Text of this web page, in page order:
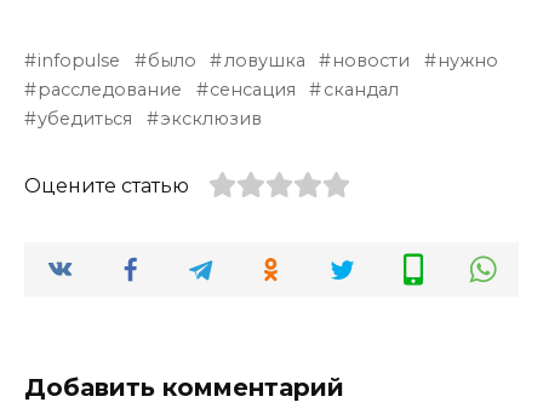
infopulse было ловушка новости
нужно
расследование
сенсация
скандал
убедиться
эксклюзив
Оцените статью
Добавить комментарий